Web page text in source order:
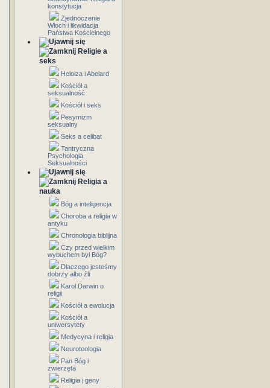
konstytucja
Zjednoczenie
Włoch i likwidacja
Państwa Kościelnego
Religie a
seks
Heloiza i Abelard
Kościół a
seksualność
Kościół i seks
Pesymizm
seksualny
Seks a celibat
Tantryczna
Psychologia
Seksualności
Religia a
nauka
Bóg a inteligencja
Choroba a religia w
antyku
Chronologia biblijna
Czy przed wielkim
wybuchem był Bóg?
Dlaczego jesteśmy
dobrzy albo źli
Karol Darwin o
religii
Kościół a ewolucja
Kościół a
uniwersytety
Medycyna i religia
Neuroteologia
Pan Bóg i
zwierzęta
Religia i geny